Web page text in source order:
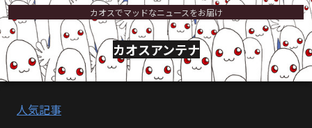
カオスでマッドなニュースをお届け
カオスアンテナ
人気記事